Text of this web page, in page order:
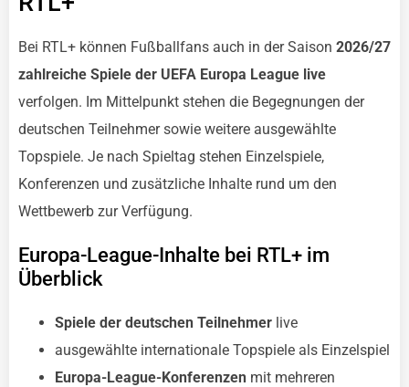
Bei RTL+ können Fußballfans auch in der Saison 2026/27
zahlreiche Spiele der UEFA Europa League live
verfolgen. Im Mittelpunkt stehen die Begegnungen der
deutschen Teilnehmer sowie weitere ausgewählte
Topspiele. Je nach Spieltag stehen Einzelspiele,
Konferenzen und zusätzliche Inhalte rund um den
Wettbewerb zur Verfügung.
Europa-League-Inhalte bei RTL+ im
Überblick
Spiele der deutschen Teilnehmer live
ausgewählte internationale Topspiele als Einzelspiel
Europa-League-Konferenzen mit mehreren